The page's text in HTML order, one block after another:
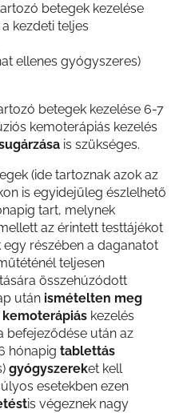
betegek kezelése
kezdeti teljes
ellenes gyógyszeres)
betegek kezelése 6-7
kemoterápiás kezelés
is szükséges.
(ide tartoznak azok az
is egyidejűleg észlelhető
tart, melynek
az érintett testtájékot
egy részében a daganatot
teljesen
összehúzódott
után ismételten meg
kezelés
befejeződése után az
hónapig tablettás
gyógyszereket kell
esetekben ezen
is végeznek nagy